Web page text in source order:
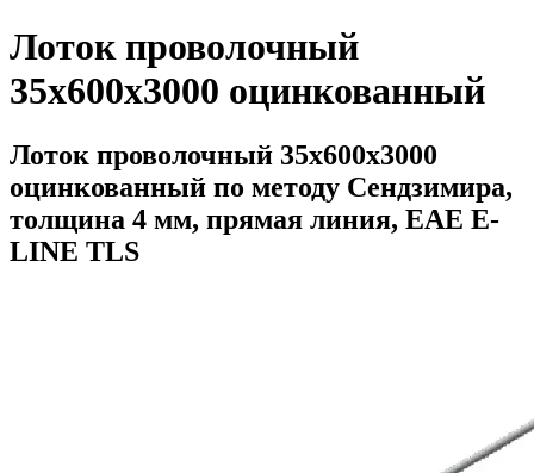
Лоток проволочный
35х600х3000 оцинкованный
Лоток проволочный 35х600х3000
оцинкованный по методу Сендзимира,
толщина 4 мм, прямая линия, ЕАЕ E-
LINE TLS